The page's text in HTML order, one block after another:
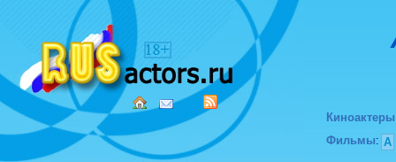
Киноактеры
Фильмы: А